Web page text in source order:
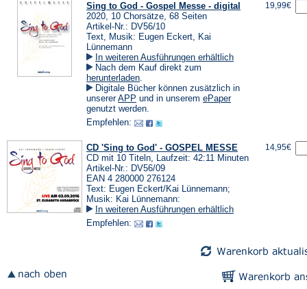
Sing to God - Gospel Messe - digital
2020, 10 Chorsätze, 68 Seiten
Artikel-Nr.: DV56/10
Text, Musik: Eugen Eckert, Kai
Lünnemann
In weiteren Ausführungen erhältlich
Nach dem Kauf direkt zum
herunterladen(Öffnet
in
einem
neuen
.
Digitale Bücher können zusätzlich in
unsererAPP (Öffnet
in
neuen
und in unserem ePaper(Öffnet
genutzt werden.
Empfehlen:
19,99€
CD 'Sing to God' - GOSPEL MESSE
CD mit 10 Titeln, Laufzeit: 42:11 Minuten
Artikel-Nr.: DV56/09
EAN 4 280000 276124
Text: Eugen Eckert/Kai Lünnemann;
Musik: Kai Lünnemann:
In weiteren Ausführungen erhältlich
Empfehlen:
14,95€